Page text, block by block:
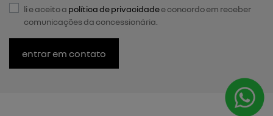
li e aceito a política de privacidadee concordo em receber
comunicações da concessionária.
entrar em contato